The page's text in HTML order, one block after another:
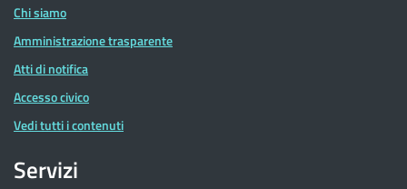
Chi siamo
Amministrazione trasparente
Atti di notifica
Accesso civico
Vedi tutti i contenuti
Servizi